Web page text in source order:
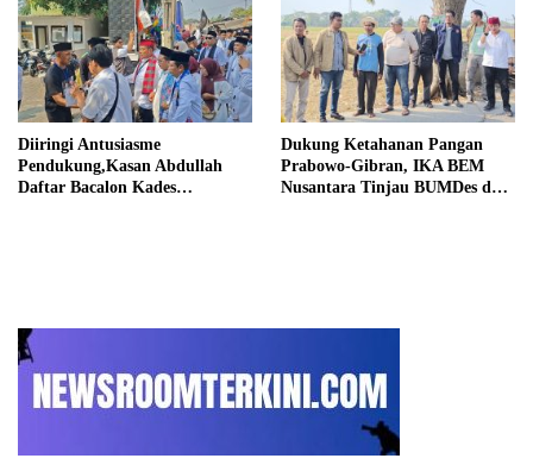
Diiringi Antusiasme
Pendukung,Kasan Abdullah
Daftar Bacalon Kades
Dukung Ketahanan Pangan
Prabowo-Gibran, IKA BEM
Nusantara Tinjau BUMDes dan